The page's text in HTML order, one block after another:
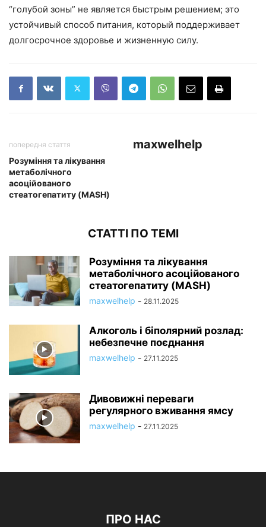
“голубой зоны” не является быстрым решением; это
устойчивый способ питания, который поддерживает
долгосрочное здоровье и жизненную силу.
попередня стаття
Розуміння та лікування
метаболічного
асоційованого
стеатогепатиту (MASH)
maxwelhelp
СТАТТІ ПО ТЕМІ
Розуміння та лікування
метаболічного асоційованого
стеатогепатиту (MASH)
maxwelhelp - 28.11.2025
Алкоголь і біполярний розлад:
небезпечне поєднання
maxwelhelp - 27.11.2025
Дивовижні переваги
регулярного вживання ямсу
maxwelhelp - 27.11.2025
ПРО НАС